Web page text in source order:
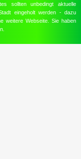
sollten unbedingt aktuelle
eingeholt werden - dazu
weitere Webseite. Sie haben